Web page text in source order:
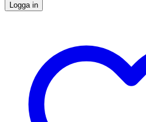
Logga in